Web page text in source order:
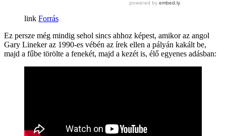
Forrás
Ez persze még mindig sehol sincs ahhoz képest, amikor az angol
Gary Lineker az 1990-es vébén az írek ellen a pályán kakált be,
majd a fűbe törölte a fenekét, majd a kezét is, élő egyenes adásban: